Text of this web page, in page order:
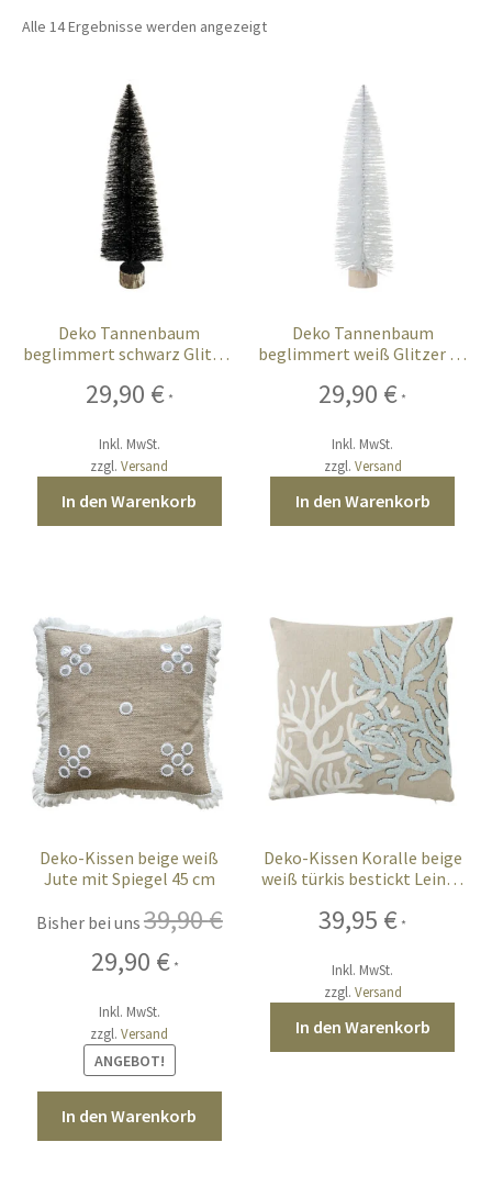
Bar-Küche
Möbel
Riviera Maison
Alle 14 Ergebnisse werden angezeigt
Deko Tannenbaum
beglimmert schwarz Glitzer
29,90 € *
Inkl. MwSt.
zzgl.Versand
In den Warenkorb
Deko Tannenbaum
beglimmert weiß Glitzer 63
29,90 € *
Inkl. MwSt.
zzgl. Versand
In den Warenkorb
Deko-Kissen beige weiß
Jute mit Spiegel 45 cm
Bisher bei uns 39,90€
Ursprünglicher
war:
39,90 €
29,90 €Aktueller
*
Inkl. MwSt.
zzgl.Versand
ANGEBOT!
In den Warenkorb
Deko-Kissen Koralle beige
weiß türkis bestickt Leinen
39,95 € *
Inkl. MwSt.
zzgl. Versand
In den Warenkorb